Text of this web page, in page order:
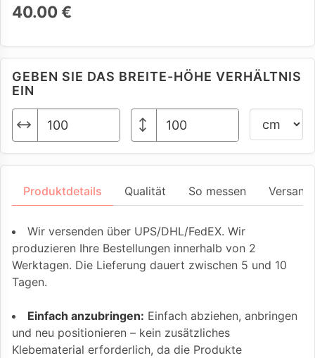
40.00 €
GEBEN SIE DAS BREITE-HÖHE VERHÄLTNIS
EIN
Produktdetails Qualität So messen
Wir versenden über UPS/DHL/FedEX. Wir
produzieren Ihre Bestellungen innerhalb von 2
Werktagen. Die Lieferung dauert zwischen 5 und 10
Tagen.
Einfach anzubringen: Einfach abziehen, anbringen
und neu positionieren – kein zusätzliches
Klebematerial erforderlich, da die Produkte